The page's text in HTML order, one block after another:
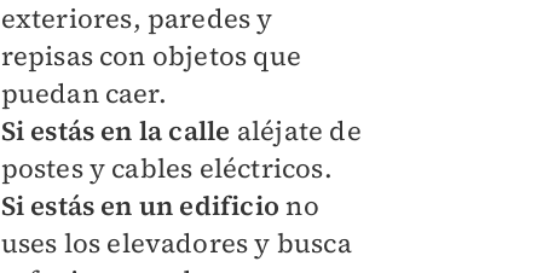
exteriores, paredes y
repisas con objetos que
puedan caer.
Si estás en la calle aléjate de
postes y cables eléctricos.
Si estás en un edificiono
uses los elevadores y busca